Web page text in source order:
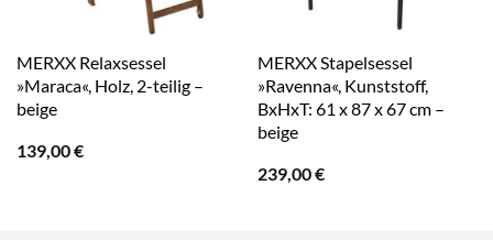
MERXX Relaxsessel
»Maraca«, Holz, 2-teilig –
beige
139,00€
MERXX Stapelsessel
»Ravenna«, Kunststoff,
BxHxT: 61 x 87 x 67 cm –
beige
239,00€